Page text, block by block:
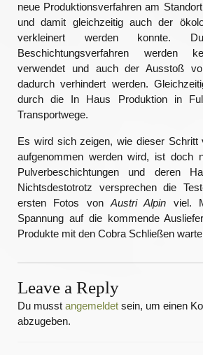
neue Produktionsverfahren am
und damit gleichzeitig auch der
verkleinert werden konnte.
Beschichtungsverfahren werden
verwendet und auch der Ausstoß
dadurch verhindert werden.
durch die In Haus Produktion in
Transportwege.
Es wird sich zeigen, wie dieser Schritt
aufgenommen werden wird, ist doch
Pulverbeschichtungen und deren
Nichtsdestotrotz versprechen die
ersten Fotos von Austri Alpin viel.
Spannung auf die kommende
Produkte mit den Cobra Schließen
Leave a Reply
Du musst angemeldet sein, um einen
abzugeben.